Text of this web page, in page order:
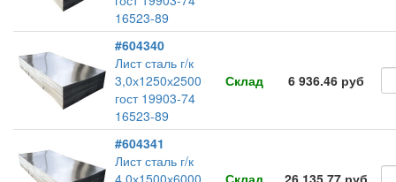
16523-89
#604340
Лист сталь г/к
3,0х1250х2500
гост 19903-74
16523-89
Склад 6 936.46 руб
#604341
Лист сталь г/к
4,0х1500х6000
Склад 26 135.77 руб